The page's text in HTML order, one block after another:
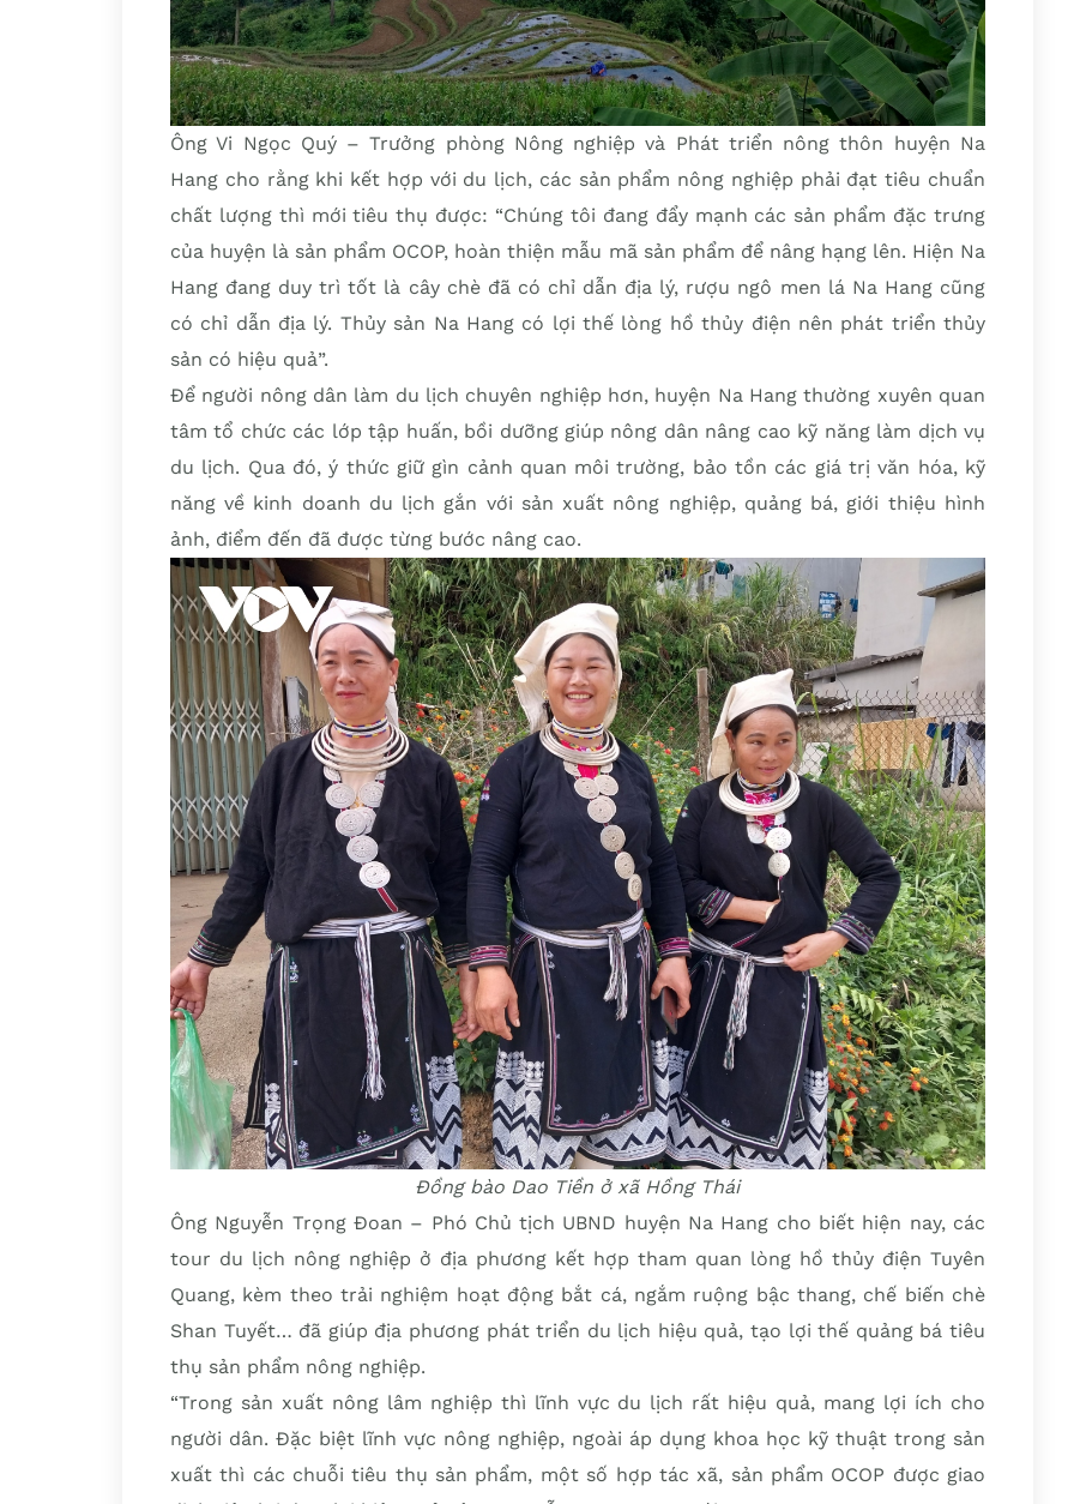
Ông Vi Ngọc Quý – Trưởng phòng Nông nghiệp và Phát triển nông thôn huyện Na
Hang cho rằng khi kết hợp với du lịch, các sản phẩm nông nghiệp phải đạt tiêu chuẩn
chất lượng thì mới tiêu thụ được: “Chúng tôi đang đẩy mạnh các sản phẩm đặc trưng
của huyện là sản phẩm OCOP, hoàn thiện mẫu mã sản phẩm để nâng hạng lên. Hiện Na
Hang đang duy trì tốt là cây chè đã có chỉ dẫn địa lý, rượu ngô men lá Na Hang cũng
có chỉ dẫn địa lý. Thủy sản Na Hang có lợi thế lòng hồ thủy điện nên phát triển thủy
sản có hiệu quả”.
Để người nông dân làm du lịch chuyên nghiệp hơn, huyện Na Hang thường xuyên quan
tâm tổ chức các lớp tập huấn, bồi dưỡng giúp nông dân nâng cao kỹ năng làm dịch vụ
du lịch. Qua đó, ý thức giữ gìn cảnh quan môi trường, bảo tồn các giá trị văn hóa, kỹ
năng về kinh doanh du lịch gắn với sản xuất nông nghiệp, quảng bá, giới thiệu hình
ảnh, điểm đến đã được từng bước nâng cao.
Đồng bào Dao Tiền ở xã Hồng Thái
Ông Nguyễn Trọng Đoan – Phó Chủ tịch UBND huyện Na Hang cho biết hiện nay, các
tour du lịch nông nghiệp ở địa phương kết hợp tham quan lòng hồ thủy điện Tuyên
Quang, kèm theo trải nghiệm hoạt động bắt cá, ngắm ruộng bậc thang, chế biến chè
Shan Tuyết… đã giúp địa phương phát triển du lịch hiệu quả, tạo lợi thế quảng bá tiêu
thụ sản phẩm nông nghiệp.
“Trong sản xuất nông lâm nghiệp thì lĩnh vực du lịch rất hiệu quả, mang lợi ích cho
người dân. Đặc biệt lĩnh vực nông nghiệp, ngoài áp dụng khoa học kỹ thuật trong sản
xuất thì các chuỗi tiêu thụ sản phẩm, một số hợp tác xã, sản phẩm OCOP được giao